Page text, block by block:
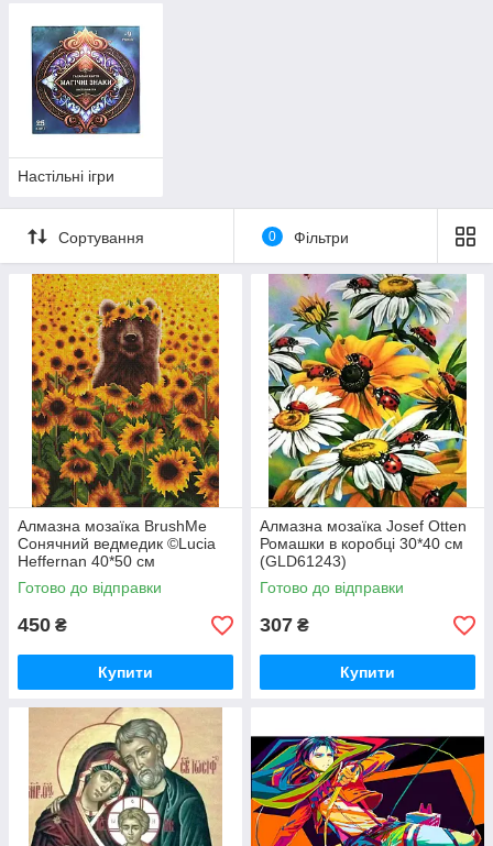
Настільні ігри
Сортування 0 Фільтри
Алмазна мозаїка BrushMe
Сонячний ведмедик ©Lucia
Heffernan 40*50 см
(DBS1200)
Готово до відправки
450 ₴
Купити
Алмазна мозаїка Josef Otten
Ромашки в коробці 30*40 см
(GLD61243)
Готово до відправки
307 ₴
Купити